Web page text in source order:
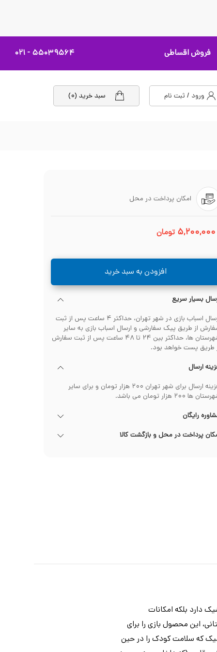
فروش اقساطی ۵۵۰۳۹۵۶۴ - ۰۲۱
ورود / ثبت نام سبد خرید (۰)
امکان پرداخت در محل
۵,۲۰۰,۰۰۰ تومان
افزودن به سبد خرید
بسیار سریع
ارسال اسباب بازی در شهر تهران، حداکثر ۴ ساعت پس از ثبت
از طریق پیک سفارشی و ارسال اسباب بازی به سایر
شهرستان ها، حداکثر بین ۲۴ تا ۴۸ ساعت پس از ثبت سفارش
طریق پست خواهد بود.
ارسال
هزینه ارسال برای شهر تهران ۲۰۰ هزار تومان و برای سایر
ها ۲۰۰ هزار تومان می باشد.
رایگان
پرداخت در محل و بازگشت کالا
دارد بلکه امکانات
این محصول بازی را برای
که سلامت کودک را در حین